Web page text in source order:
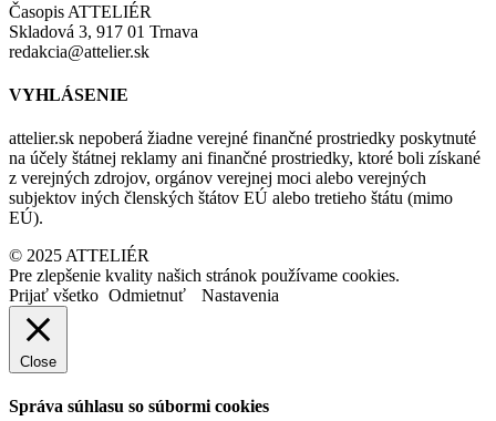
Časopis ATTELIÉR
Skladová 3, 917 01 Trnava
redakcia@attelier.sk
VYHLÁSENIE
attelier.sk nepoberá žiadne verejné finančné prostriedky poskytnuté
na účely štátnej reklamy ani finančné prostriedky, ktoré boli získané
z verejných zdrojov, orgánov verejnej moci alebo verejných
subjektov iných členských štátov EÚ alebo tretieho štátu (mimo
EÚ).
© 2025 ATTELIÉR
Pre zlepšenie kvality našich stránok používame cookies.
Prijať všetko Odmietnuť Nastavenia
Close
Správa súhlasu so súbormi cookies